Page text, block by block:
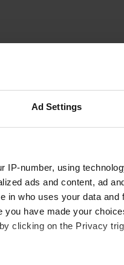
Ad Settings
IP-number, using
ads and content, ad
in who uses your data and
have made your
clicking on the Privacy
euros